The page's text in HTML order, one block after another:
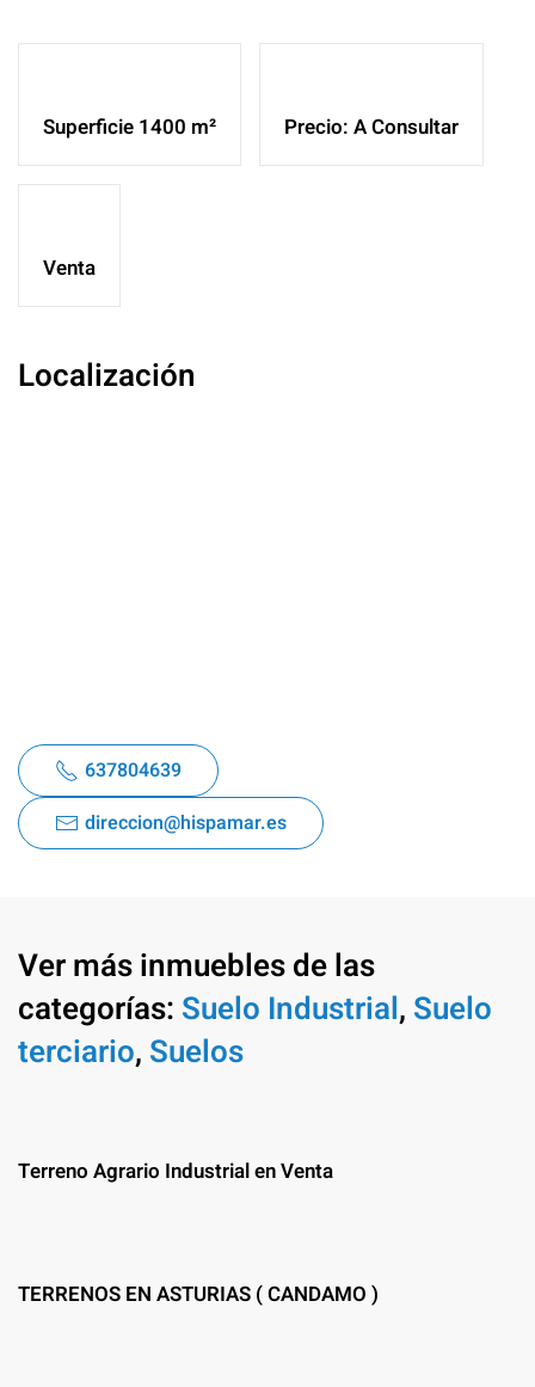
Superficie 1400 m² Precio: A Consultar
Venta
Localización
637804639
direccion@hispamar.es
Ver más inmuebles de las
categorías: Suelo Industrial, Suelo
terciario, Suelos
Terreno Agrario Industrial en Venta
TERRENOS EN ASTURIAS ( CANDAMO )